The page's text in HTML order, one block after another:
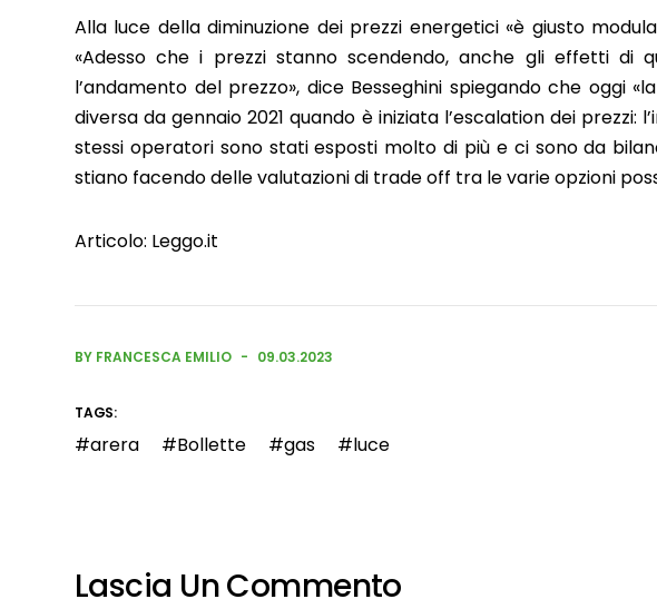
Alla luce della diminuzione dei prezzi energetici «è giusto
«Adesso che i prezzi stanno scendendo, anche gli effetti di
l’andamento del prezzo», dice Besseghini spiegando che oggi
diversa da gennaio 2021 quando è iniziata l’escalation dei prezzi:
stessi operatori sono stati esposti molto di più e ci sono da
stiano facendo delle valutazioni di trade off tra le varie opzioni
Articolo: Leggo.it
BY FRANCESCA EMILIO 09.03.2023
TAGS:
arera Bollette gas luce
Lascia Un Commento